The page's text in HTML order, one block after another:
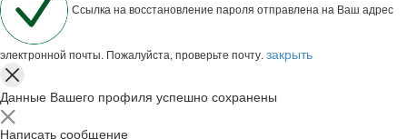
Ссылка на восстановление пароля отправлена на Ваш адрес
электронной почты. Пожалуйста, проверьте почту. закрыть
Данные Вашего профиля успешно сохранены
Написать сообщение